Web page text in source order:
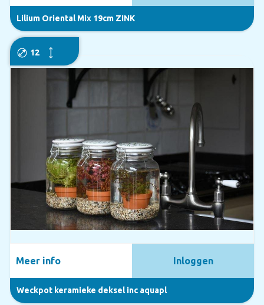
Lilium Oriental Mix 19cm ZINK
12
Weckpot keramieke deksel inc aquapl
Meer info Inloggen